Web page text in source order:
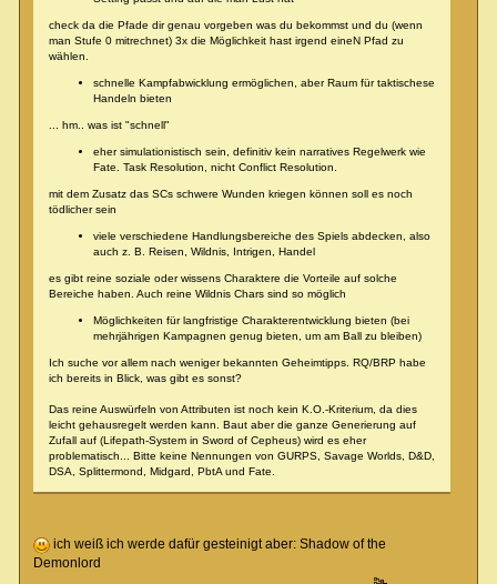
check da die Pfade dir genau vorgeben was du bekommst und du (wenn
man Stufe 0 mitrechnet) 3x die Möglichkeit hast irgend eineN Pfad zu
wählen.
schnelle Kampfabwicklung ermöglichen, aber Raum für taktischese
Handeln bieten
... hm.. was ist "schnell"
eher simulationistisch sein, definitiv kein narratives Regelwerk wie
Fate. Task Resolution, nicht Conflict Resolution.
mit dem Zusatz das SCs schwere Wunden kriegen können soll es noch
tödlicher sein
viele verschiedene Handlungsbereiche des Spiels abdecken, also
auch z. B. Reisen, Wildnis, Intrigen, Handel
es gibt reine soziale oder wissens Charaktere die Vorteile auf solche
Bereiche haben. Auch reine Wildnis Chars sind so möglich
Möglichkeiten für langfristige Charakterentwicklung bieten (bei
mehrjährigen Kampagnen genug bieten, um am Ball zu bleiben)
Ich suche vor allem nach weniger bekannten Geheimtipps. RQ/BRP habe
ich bereits in Blick, was gibt es sonst?
Das reine Auswürfeln von Attributen ist noch kein K.O.-Kriterium, da dies
leicht gehausregelt werden kann. Baut aber die ganze Generierung auf
Zufall auf (Lifepath-System in Sword of Cepheus) wird es eher
problematisch... Bitte keine Nennungen von GURPS, Savage Worlds, D&D,
DSA, Splittermond, Midgard, PbtA und Fate.
ich weiß ich werde dafür gesteinigt aber: Shadow of the
Demonlord